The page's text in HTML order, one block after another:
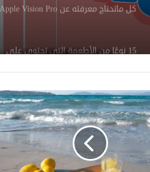
كل ماتحتاج معرفته عن Apple Vision Pro
15 نوعًا من الأطعمة التي تحتوي على
ما هو الماء المقطر وهل يمكنك شربه؟
طرق طبيعية للتخلص من تقلصات الدورة
الشهرية